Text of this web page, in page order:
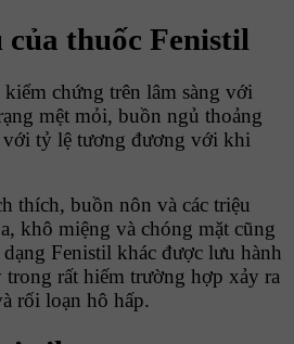
của thuốc Fenistil
chứng trên lâm sàng với
mệt mỏi, buồn ngủ thoảng
với tỷ lệ tương đương với khi
thích, buồn nôn và các triệu
khô miệng và chóng mặt cũng
Fenistil khác được lưu hành
rất hiếm trường hợp xảy ra
rối loạn hô hấp.